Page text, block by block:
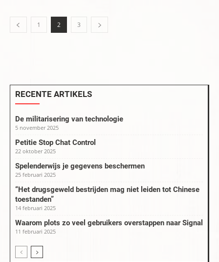
1 2 3
RECENTE ARTIKELS
De militarisering van technologie
5 november 2025
Petitie Stop Chat Control
22 oktober 2025
Spelenderwijs je gegevens beschermen
25 februari 2025
“Het drugsgeweld bestrijden mag niet leiden tot Chinese
toestanden”
14 februari 2025
Waarom plots zo veel gebruikers overstappen naar Signal
11 februari 2025